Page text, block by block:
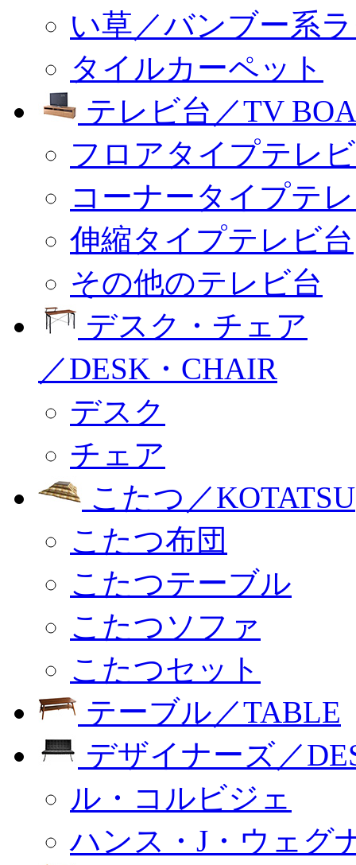
い草／バンブー系
タイルカーペット
テレビ台／TV
フロアタイプテレ
コーナータイプテ
伸縮タイプテレビ台
その他のテレビ台
デスク・チェア
／DESK・CHAIR
デスク
チェア
こたつ／KOTATSU
こたつ布団
こたつテーブル
こたつソファ
こたつセット
テーブル／TABLE
デザイナーズ／
ル・コルビジェ
ハンス・J・ウェグ